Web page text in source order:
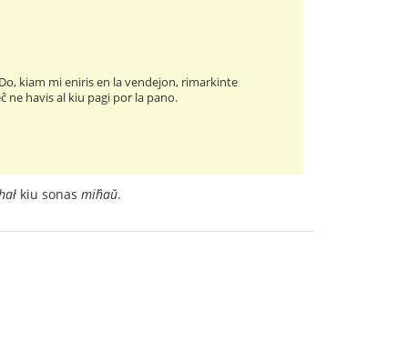
kiam mi eniris en la vendejon, rimarkinte
ne havis al kiu pagi por la pano.
kiu sonas miĥaŭ.